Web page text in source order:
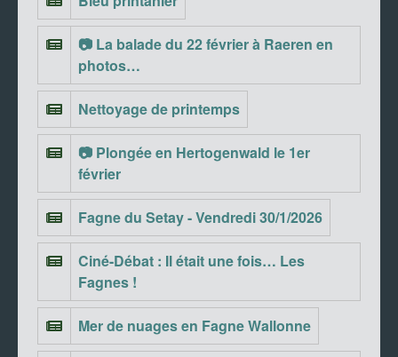
📷 La balade du 22 février à Raeren en
photos…
Nettoyage de printemps
📷 Plongée en Hertogenwald le 1er
février
Fagne du Setay - Vendredi 30/1/2026
Ciné-Débat : Il était une fois… Les
Fagnes !
Mer de nuages en Fagne Wallonne